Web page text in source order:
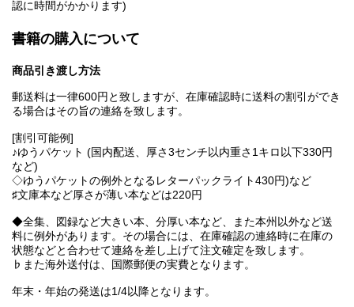
認に時間がかかります)
書籍の購入について
商品引き渡し方法
郵送料は一律600円と致しますが、在庫確認時に送料の割引ができ
る場合はその旨の連絡を致します。
[割引可能例]
♪ゆうパケット (国内配送、厚さ3センチ以内重さ1キロ以下330円
など)
◇ゆうパケットの例外となるレターパックライト430円)など
♯文庫本など厚さが薄い本などは220円
◆全集、図録など大きい本、分厚い本など、また本州以外など送
料に例外があります。その場合には、在庫確認の連絡時に在庫の
状態などと合わせて連絡を差し上げて注文確定を致します。
♭また海外送付は、国際郵便の実費となります。
年末・年始の発送は1/4以降となります。